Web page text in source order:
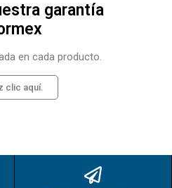
garantía
en cada producto.
clic aquí.